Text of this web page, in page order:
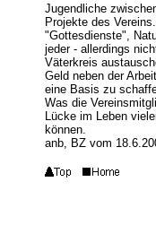
Jugendliche
Projekte des
"Gottesdienste",
jeder - allerdings
Väterkreis
Geld neben der
eine Basis zu
Was die
Lücke im Leben
können.
anb, BZ vom